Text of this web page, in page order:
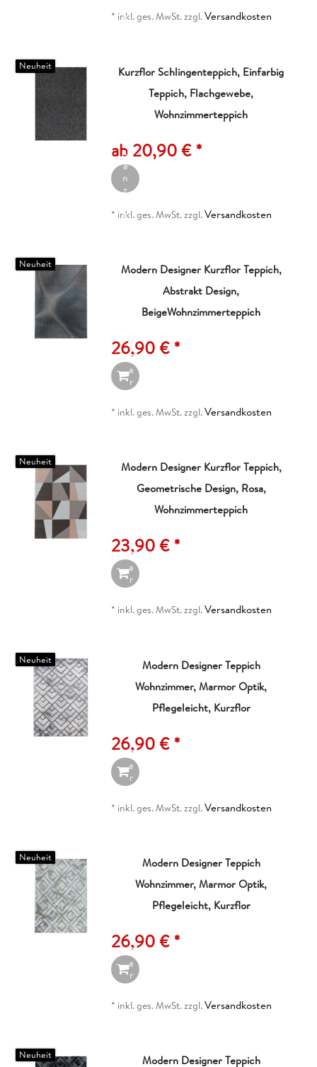
g
* inkl. ges. MwSt.zzgl.Versandkosten
Neuheit
Kurzflor Schlingenteppich, Einfarbig
Teppich, Flachgewebe,
Wohnzimmerteppich
ab 20,90 € *
ik
el
a
n
z
g
* inkl. ges. MwSt.zzgl.Versandkosten
Neuheit
Modern Designer Kurzflor Teppich,
Abstrakt Design,
BeigeWohnzimmerteppich
26,90 € *
n
W
a
r
e
n
k
* inkl. ges. MwSt.zzgl.Versandkosten
Neuheit
Modern Designer Kurzflor Teppich,
Geometrische Design, Rosa,
Wohnzimmerteppich
23,90 € *
n
W
a
r
e
n
k
* inkl. ges. MwSt.zzgl.Versandkosten
Neuheit
Modern Designer Teppich
Wohnzimmer, Marmor Optik,
Pflegeleicht, Kurzflor
26,90 € *
n
W
a
r
e
n
k
* inkl. ges. MwSt.zzgl.Versandkosten
Neuheit
Modern Designer Teppich
Wohnzimmer, Marmor Optik,
Pflegeleicht, Kurzflor
26,90 € *
n
W
a
r
e
n
k
* inkl. ges. MwSt.zzgl.Versandkosten
Neuheit Modern Designer Teppich